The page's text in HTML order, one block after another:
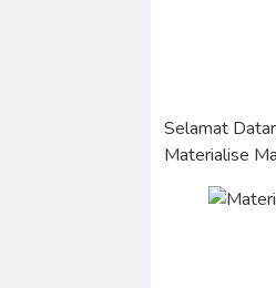
Selamat
Materialise